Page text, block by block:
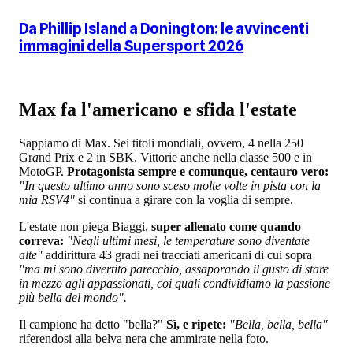
Da Phillip Island a Donington: le avvincenti
immagini della Supersport 2026
Max fa l'americano e sfida l'estate
Sappiamo di Max. Sei titoli mondiali, ovvero, 4 nella 250
Grand Prix e 2 in SBK. Vittorie anche nella classe 500 e in
MotoGP. Protagonista sempre e comunque, centauro vero:
"In questo ultimo anno sono sceso molte volte in pista con la
mia RSV4" si continua a girare con la voglia di sempre.
L'estate non piega Biaggi, super allenato come quando
correva: "Negli ultimi mesi, le temperature sono diventate
alte" addirittura 43 gradi nei tracciati americani di cui sopra
"ma mi sono divertito parecchio, assaporando il gusto di stare
in mezzo agli appassionati, coi quali condividiamo la passione
più bella del mondo".
Il campione ha detto "bella?" Sì, e ripete: "Bella, bella, bella"
riferendosi alla belva nera che ammirate nella foto.